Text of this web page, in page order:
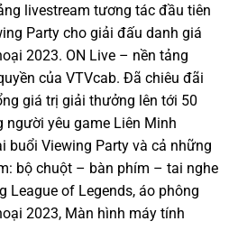
livestream tương tác đầu tiên
Party cho giải đấu danh giá
2023. ON Live – nền tảng
của VTVcab. Đã chiêu đãi
giá trị giải thưởng lên tới 50
người yêu game Liên Minh
buổi Viewing Party và cả những
bộ chuột – bàn phím – tai nghe
League of Legends, áo phông
2023, Màn hình máy tính